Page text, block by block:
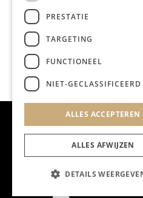
PRESTATIE
TARGETING
FUNCTIONEEL
NIET-GECLASSIFICEERD
ALLES ACCEPTEREN
ALLES AFWIJZEN
DETAILS